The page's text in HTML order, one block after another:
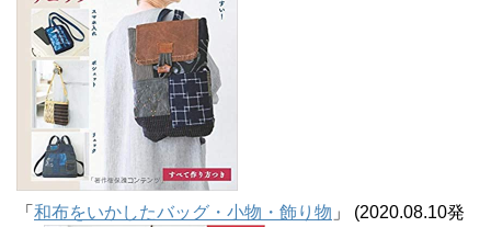
「 和布をいかしたバッグ・小物・飾り物 」 (2020.08.10発